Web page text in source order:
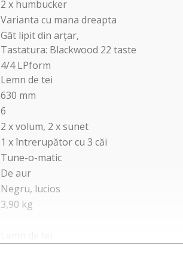
2 x humbucker
Varianta cu mana dreapta
Gât lipit din arțar,
Tastatura: Blackwood 22 taste
4/4 LPform
Lemn de tei
630 mm
6
2 x volum, 2 x sunet
1 x întrerupător cu 3 căi
Tune-o-matic
De aur
Negru, lucios
3,90 kg